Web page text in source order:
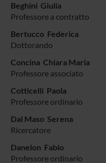
Beghini Giulia
Professore a contratto
Bertucco Federica
Dottorando
Concina Chiara Maria
Professore associato
Cotticelli Paola
Professore ordinario
Dal Maso Serena
Ricercatore
Danelon Fabio
Professore ordinario